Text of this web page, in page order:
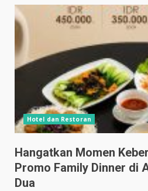
Hotel dan Restoran
Hangatkan Momen
Promo Family Dinner di
Dua